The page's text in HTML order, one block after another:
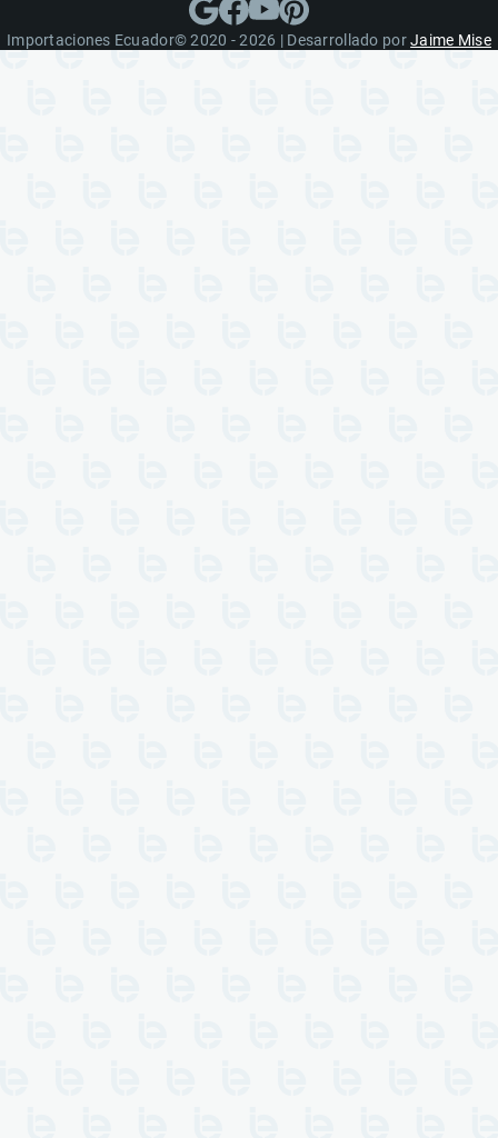
Importaciones Ecuador© 2020 - 2026 | Desarrollado porJaime Mise